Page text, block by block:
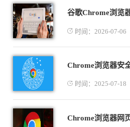
时间：2026-07-06
时间：2025-07-18